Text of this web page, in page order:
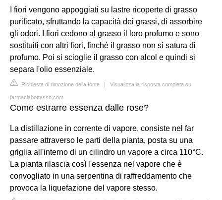
I fiori vengono appoggiati su lastre ricoperte di grasso
purificato, sfruttando la capacità dei grassi, di assorbire
gli odori. I fiori cedono al grasso il loro profumo e sono
sostituiti con altri fiori, finché il grasso non si satura di
profumo. Poi si scioglie il grasso con alcol e quindi si
separa l'olio essenziale.
Richiesta di rimozione della fonte | Visualizza la risposta completa su
farmaciabottasso.com
Come estrarre essenza dalle rose?
La distillazione in corrente di vapore, consiste nel far
passare attraverso le parti della pianta, posta su una
griglia all'interno di un cilindro un vapore a circa 110°C.
La pianta rilascia così l'essenza nel vapore che è
convogliato in una serpentina di raffreddamento che
provoca la liquefazione del vapore stesso.